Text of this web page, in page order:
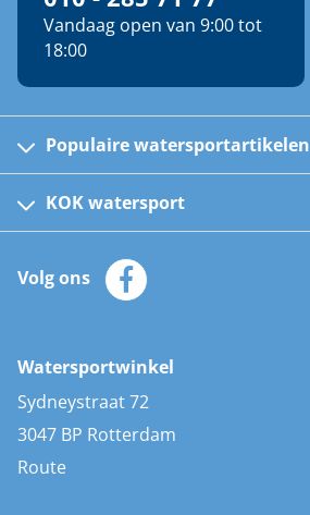
Vandaag open van 9:00 tot
18:00
Populaire watersportartikelen
Kinder reddingsvesten
Automatische reddingsvesten
Zeilkleding
Zonnepanelen
AIS transponders
Stootwillen en fenders
Bootkussens
Zwemtrappen
KOK watersport
Klantenservice
Merken
Volg ons
Watersportwinkel
Sydneystraat 72
3047 BP Rotterdam
Route